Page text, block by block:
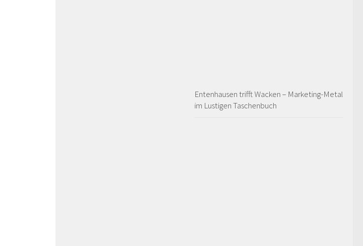
Entenhausen trifft Wacken – Marketing-Metal
im Lustigen Taschenbuch